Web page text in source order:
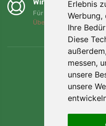
Erlebnis
Werbung,
Ihre
Diese
messen,
unsere
unsere
Für jede Bestellung
Über uns